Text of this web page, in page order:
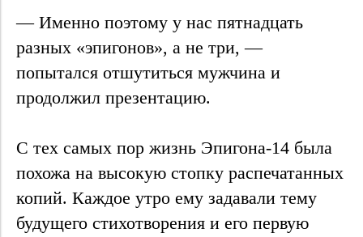
— Именно поэтому у нас пятнадцать
разных «эпигонов», а не три, —
попытался отшутиться мужчина и
продолжил презентацию.
С тех самых пор жизнь Эпигона-14 была
похожа на высокую стопку распечатанных
копий. Каждое утро ему задавали тему
будущего стихотворения и его первую